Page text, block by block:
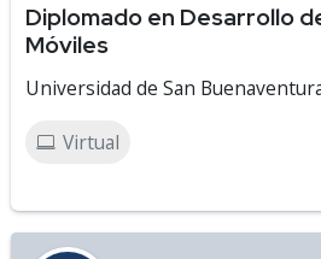
Diplomado en Desarrollo
Móviles
Universidad de San
Virtual